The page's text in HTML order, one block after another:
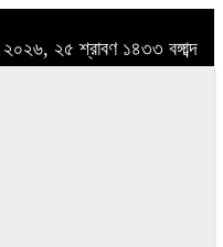
২৫ শ্রাবণ ১৪৩৩ বঙ্গাব্দ